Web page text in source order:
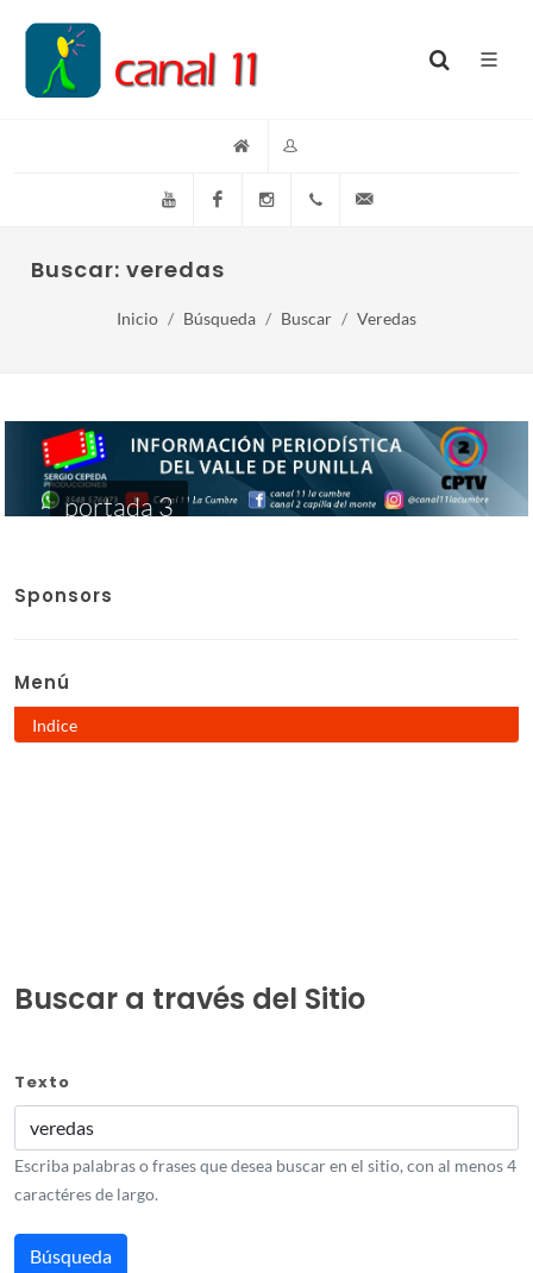
YouTube FacebookInstagram(+54)(9)3548-576073
Buscar: veredas
Inicio Búsqueda Buscar Veredas
portada 3
Sponsors
Menú
Indice
Buscar a través del Sitio
Texto
Escriba palabras o frases que desea buscar en el sitio, con al menos 4
caractéres de largo.